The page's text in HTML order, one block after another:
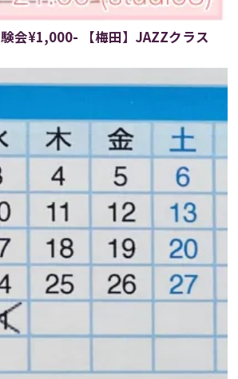
会¥1,000- 【梅田】JAZZクラス